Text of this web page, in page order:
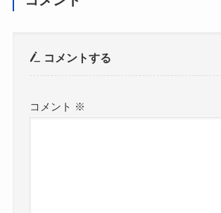
コメントする
コメント ※